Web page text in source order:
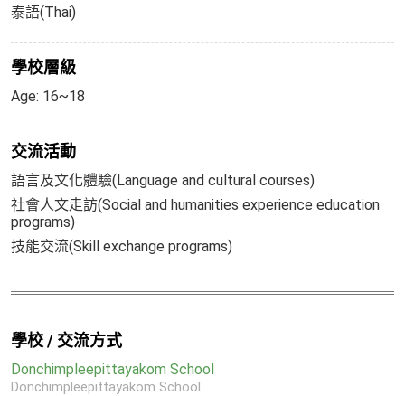
泰語(Thai)
學校層級
Age: 16~18
交流活動
語言及文化體驗(Language and cultural courses)
社會人文走訪(Social and humanities experience education
programs)
技能交流(Skill exchange programs)
學校 / 交流方式
Donchimpleepittayakom School
Donchimpleepittayakom School